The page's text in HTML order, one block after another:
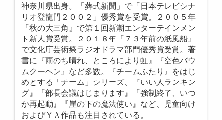
神奈川県出身。「葬式新聞」で「日本テレビシナ
リオ登龍門２００２」優秀賞を受賞。２００５年
『秋の大三角』で第１回新潮エンターテインメン
ト新人賞受賞。２０１８年『７３年前の紙風船』
で文化庁芸術祭ラジオドラマ部門優秀賞受賞。著
書に『雨のち晴れ、ところにより虹』『空色バウ
ムクーヘン』など多数。『チームふたり』をはじ
めとする「チーム」シリーズ、『いい人ランキン
グ』『部長会議はじまります』『強制終了、いつ
か再起動』『崖の下の魔法使い』など、児童向け
およびＹＡ作品も注目されている。